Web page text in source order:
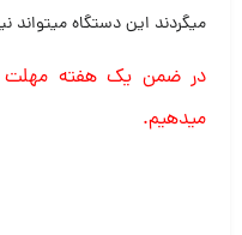
میگردند این دستگاه میتواند
در ضمن یک هفته مهلت
میدهیم.